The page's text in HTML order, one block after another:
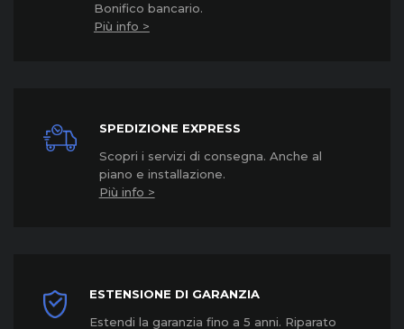
Bonifico bancario.
Più info >
SPEDIZIONE EXPRESS
Scopri i servizi di consegna. Anche al
piano e installazione.
Più info >
ESTENSIONE DI GARANZIA
Estendi la garanzia fino a 5 anni. Riparato